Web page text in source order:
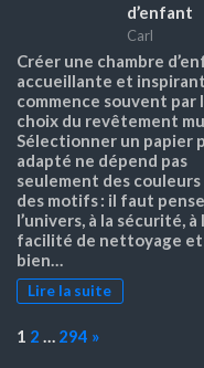
d’enfant
Carl
Créer une chambre
accueillante et
commence souvent par
choix du revêtement
Sélectionner un papier
adapté ne dépend pas
seulement des couleurs
des motifs : il faut
l’univers, à la sécurité, à
facilité de nettoyage et
bien…
Lire la suite
Page:
1 2 … 294 Next
»